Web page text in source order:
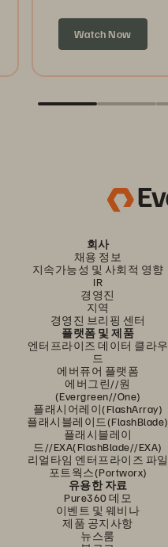
Watch Now
회사
채용 정보
지속가능성 및 사회적 영향
IR
경영진
지역
경영진 브리핑 센터
플랫폼 및 제품
엔터프라이즈 데이터 클라우
드
에버퓨어 플랫폼
에버그린//원
(Evergreen//One)
플래시어레이(FlashArray)
플래시블레이드(FlashBlade)
플래시블레이
드//EXA(FlashBlade//EXA)
리얼타임 엔터프라이즈 파일
포트웍스(Portworx)
유용한 자료
Pure360 데모
이벤트 및 웨비나
제품 공지사항
뉴스룸